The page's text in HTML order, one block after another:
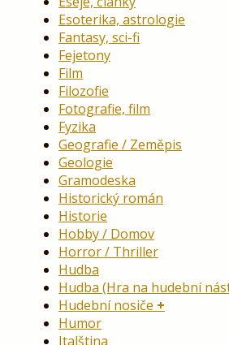
Esoterika, astrologie
Fantasy, sci-fi
Fejetony
Film
Filozofie
Fotografie, film
Fyzika
Geografie / Zeměpis
Geologie
Gramodeska
Historický román
Historie
Hobby / Domov
Horror / Thriller
Hudba
Hudba (Hra na hudební
Hudební nosiče
Humor
Italština